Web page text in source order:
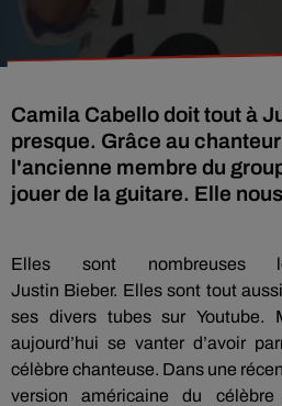
Camila Cabello doit tout à
presque. Grâce au
l'ancienne membre du
jouer de la guitare. Elle
Elles sont nombreuses
Justin Bieber. Elles sont tout
ses divers tubes sur Youtube.
aujourd’hui se vanter d’avoir
célèbre chanteuse. Dans une
version américaine du